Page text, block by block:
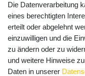
Newsletter
E-MAIL **
Newsletter
Honig
Hiermit bestätige
Die Datenverarbeitung
eines berechtigten
erteilt oder abgelehnt
einzuwilligen und die
zu ändern oder zu
und weitere Hinweise
Daten in unserer